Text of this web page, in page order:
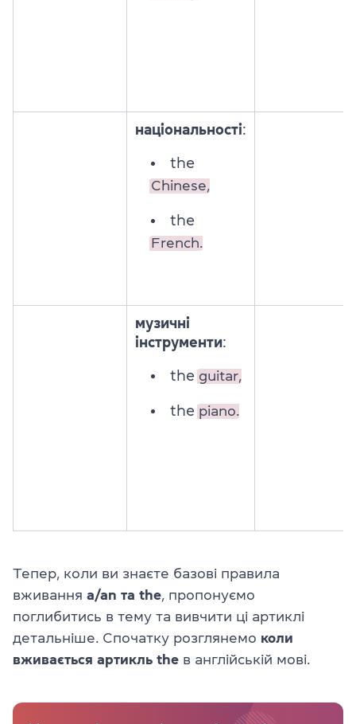
національності:
the
Chinese,
the
French.
музичні
інструменти:
the guitar,
the piano.
Тепер, коли ви знаєте базові правила
вживання a/an та the, пропонуємо
поглибитись в тему та вивчити ці артиклі
детальніше. Спочатку розглянемо коли
вживається артикль the в англійській мові.